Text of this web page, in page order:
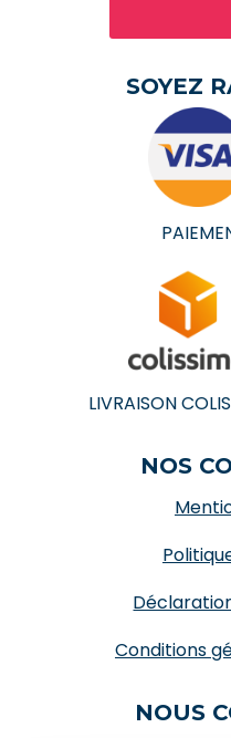
SOYEZ
LIVRAISON
NOS
Conditions
NOUS